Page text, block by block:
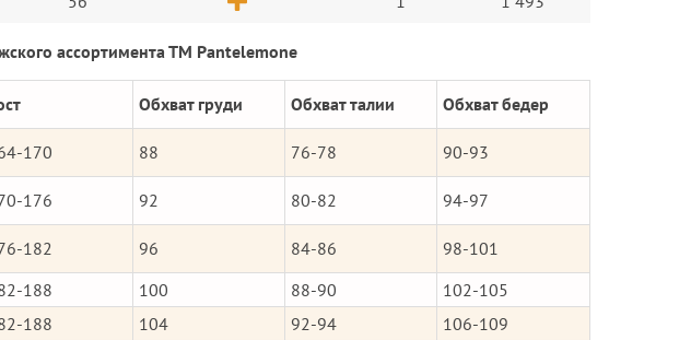
ассортимента ТМ Pantelemone
Обхват груди Обхват талии Обхват бедер
170 88 76-78 90-93
176 92 80-82 94-97
182 96 84-86
98-101
188 100 88-90
102-105
188 104 92-94
106-109